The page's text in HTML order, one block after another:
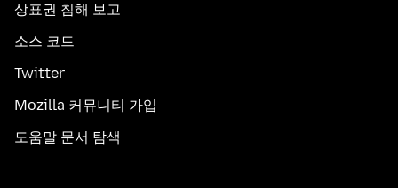
상표권 침해 보고
소스 코드
Twitter
Mozilla 커뮤니티 가입
도움말 문서 탐색